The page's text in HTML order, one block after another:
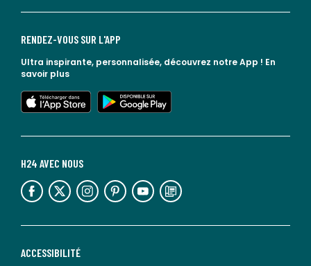
ACCESSIBILITÉ
H24 AVEC NOUS
lien vers l'espace réseaux sociaux lien vers l'espace réseaux sociaux lien vers l'espace réseaux sociaux lien vers l'espace réseaux sociaux lien vers l'espace réseaux sociaux lien vers le blog la redoute
RENDEZ-VOUS SUR L'APP
Ultra inspirante, personnalisée, découvrez notre App ! En
savoir plus
lien vers l'app store
lien vers google play